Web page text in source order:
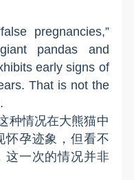
pregnancies,”
pandas and
early signs of
That is not the
种情况在大熊猫中
怀孕迹象，但看不
这一次的情况并非